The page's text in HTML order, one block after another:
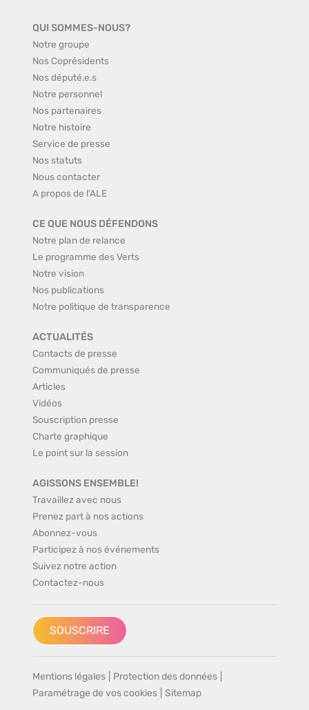
QUI SOMMES-NOUS?
Notre groupe
Nos Coprésidents
Nos député.e.s
Notre personnel
Nos partenaires
Notre histoire
Service de presse
Nos statuts
Nous contacter
A propos de l'ALE
CE QUE NOUS DÉFENDONS
Notre plan de relance
Le programme des Verts
Notre vision
Nos publications
Notre politique de transparence
ACTUALITÉS
Contacts de presse
Communiqués de presse
Articles
Vidéos
Souscription presse
Charte graphique
Le point sur la session
AGISSONS ENSEMBLE!
Travaillez avec nous
Prenez part à nos actions
Abonnez-vous
Participez à nos événements
Suivez notre action
Contactez-nous
SOUSCRIRE
Mentions légales Protection des données
Paramétrage de vos cookies
Sitemap